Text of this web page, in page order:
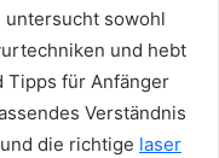
sowohl
und hebt
Tipps für Anfänger
Verständnis
die richtige laser